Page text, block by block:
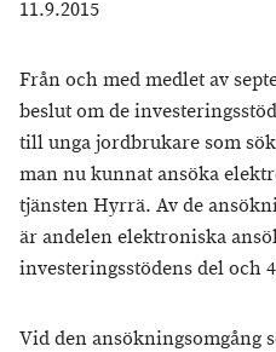
11.9.2015
Från och med medlet av
beslut om de
till unga jordbrukare som
man nu kunnat ansöka
tjänsten Hyrrä. Av de
är andelen elektroniska
investeringsstödens del och
Vid den ansökningsomgång